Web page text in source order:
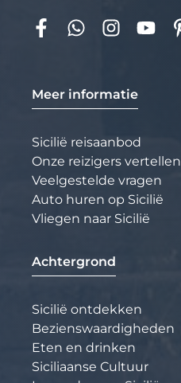
Meer informatie
Sicilië reisaanbod
Onze reizigers vertellen
Veelgestelde vragen
Auto huren op Sicilië
Vliegen naar Sicilië
Achtergrond
Sicilië ontdekken
Bezienswaardigheden
Eten en drinken
Siciliaanse Cultuur